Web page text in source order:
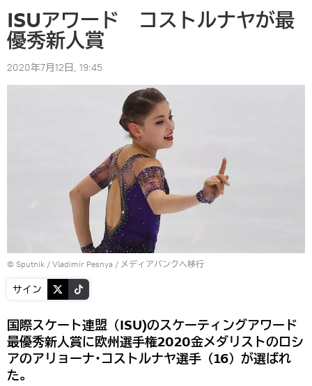
ISUアワード コストルナヤが最
優秀新人賞
2020年7月12日, 19:45
© Sputnik / Vladimir Pesnya / メディアバンクへ移行
サイン
国際スケート連盟（ISU)のスケーティングアワード
最優秀新人賞に欧州選手権2020金メダリストのロシ
アのアリョーナ･コストルナヤ選手（16）が選ばれ
た。